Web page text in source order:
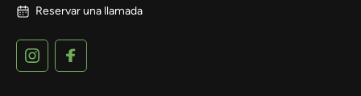
Reservar una llamada